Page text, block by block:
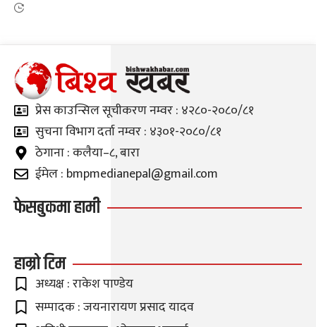
प्रेस काउन्सिल सूचीकरण नम्वर : ४२८०-२०८०/८१
सुचना विभाग दर्ता नम्वर : ४३०१-२०८०/८१
ठेगाना : कलैया–८, बारा
ईमेल : bmpmedianepal@gmail.com
फेसबुकमा हामी
हाम्रो टिम
अध्यक्ष : राकेश पाण्डेय
सम्पादक : जयनारायण प्रसाद यादव